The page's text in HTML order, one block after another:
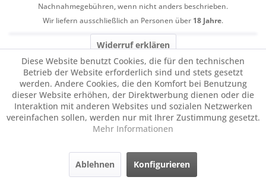
Nachnahmegebühren, wenn nicht anders beschrieben.
Wir liefern ausschließlich an Personen über 18 Jahre.
Widerruf erklären
Diese Website benutzt Cookies, die für den technischen
Betrieb der Website erforderlich sind und stets gesetzt
werden. Andere Cookies, die den Komfort bei Benutzung
dieser Website erhöhen, der Direktwerbung dienen oder die
Interaktion mit anderen Websites und sozialen Netzwerken
vereinfachen sollen, werden nur mit Ihrer Zustimmung gesetzt.
Mehr Informationen
Ablehnen Konfigurieren